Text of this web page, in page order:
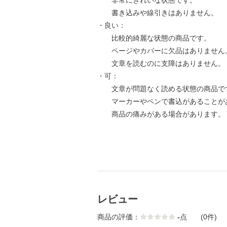
書き込みや線引きはありません。
・良い：
比較的綺麗な状態の商品です。
ページやカバーに欠品はありません
文章を読むのに支障はありません。
・可：
文章が問題なく読める状態の商品で
マーカーやペンで書込があることが
商品の痛みがある場合があります。
レビュー
商品の評価： -点 (0件)